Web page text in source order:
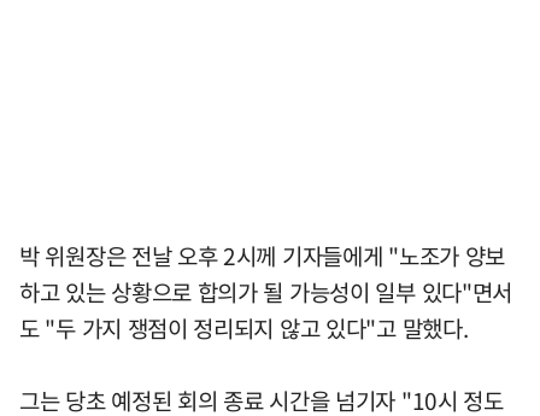
박 위원장은 전날 오후 2시께 기자들에게 "노조가 양보
하고 있는 상황으로 합의가 될 가능성이 일부 있다"면서
도 "두 가지 쟁점이 정리되지 않고 있다"고 말했다.
그는 당초 예정된 회의 종료 시간을 넘기자 "10시 정도